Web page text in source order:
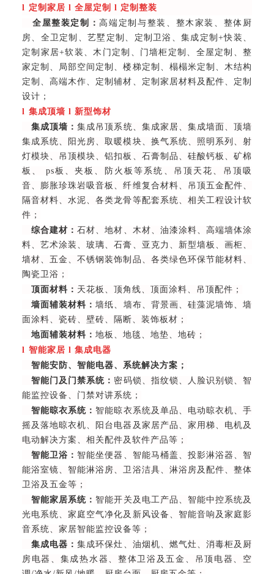
l 定制家居 l 全屋定制 l 定制整装
全屋整装定制：高端定制与整装、整木家装、整体厨
房、全卫定制、艺墅定制、定制卫浴、集成定制+快装、
定制家居+软装、木门定制、门墙柜定制、全屋定制、整
家定制、局部空间定制、楼梯定制、榻榻米定制、木结构
定制、高端木作、定制辅材、定制家居材料及配件、定制
设计 ；
l 集成顶墙 l 新型饰材
集成顶墙：集成吊顶系统、集成家居、集成墙面、顶墙
集成系统、阳光房、取暖模块、换气系统、照明系列、射
灯模块、吊顶模块、铝扣板、石膏制品、硅酸钙板、矿棉
板、 ps板、夹板、防火板等系统、吊顶天花、吊顶吸
音、膨胀珍珠岩吸音板、纤维复合材料、吊顶五金配件、
隔音材料、水泥、各类龙骨等配套系统、相关工程设计软
件；
综合建材：石材、地材、木材、油漆涂料、高端墙体涂
料、艺术涂装、玻璃、石膏、亚克力、新型墙板、画柜、
墙材、五金、不锈钢装饰制品、各类绿色环保节能材料、
陶瓷卫浴；
顶面材料： 天花板、顶角线、顶面涂料、吊顶配件；
墙面辅装材料：墙纸、墙布、背景画、硅藻泥墙饰、墙
面涂料、瓷砖、壁砖、隔断、装饰板材；
地面辅装材料： 地板、地毯、地垫、地砖；
l 智能家居 l 集成电器
智能安防、智能电器、系统解决方案；
智能门及门禁系统： 密码锁、指纹锁、人脸识别锁、智
能监控设备、门禁对讲系统；
智能晾衣系统： 智能晾衣系统及单品、电动晾衣机、手
摇及落地晾衣机、阳台电器及家居产品、家用梯、电机及
电动解决方案、相关配件及软件产品等；
智能卫浴： 智能坐便器、智能马桶盖、投影淋浴器、智
能浴室镜、智能淋浴房、卫浴洁具、淋浴房及配件、整体
卫浴及五金等；
智能家居系统： 智能开关及电工产品、智能中控系统及
光电系统、家庭空气净化及新风设备、智能音响及家庭影
音系统、家居智能监控设备等；
集成电器：集成环保灶、油烟机、燃气灶、消毒柜及厨
房电器、集成热水器、整体卫浴及五金、吊顶电器、空